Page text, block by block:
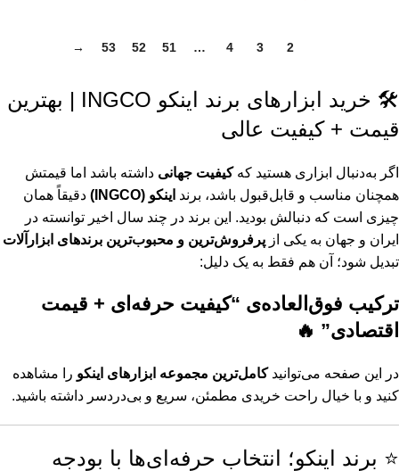
مته استیل اینکو (5)
مینی فرز شارژی اینکو (5)
هویه اینکو (5)
آچار آلن اینکو (4)
اره گرد بر شارژی اینکو (4)
انبر آرماتوربند اینکو (4)
انبر کلاغی اینکو (4)
پیچ گوشتی اینکو (4)
پیچ گوشتی ساعتی اینکو (4)
2
3
4
…
51
52
53
→
🛠️ خرید ابزارهای برند اینکو INGCO | بهترین
قیمت + کیفیت عالی
اگر به‌دنبال ابزاری هستید کهکیفیت جهانی داشته باشد اما قیمتش
همچنان مناسب و قابل‌قبول باشد، برند اینکو (INGCO)
دقیقاً همان
چیزی است که دنبالش بودید. این برند در چند سال اخیر توانسته در
ایران و جهان به یکی از پرفروش‌ترین و محبوب‌ترین برندهای ابزارآلات
تبدیل شود؛ آن هم فقط به یک دلیل:
ترکیب فوق‌العاده‌ی “کیفیت حرفه‌ای + قیمت
اقتصادی” 🔥
در این صفحه می‌توانیدکامل‌ترین مجموعه ابزارهای اینکو را مشاهده
کنید و با خیال راحت خریدی مطمئن، سریع و بی‌دردسر داشته باشید.
⭐ برند اینکو؛ انتخاب حرفه‌ای‌ها با بودجه